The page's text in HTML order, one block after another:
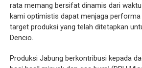
rata memang bersifat dinamis dari
kami optimistis dapat menjaga
target produksi yang telah ditetapkan
Dencio.
Produksi Jabung berkontribusi kepada